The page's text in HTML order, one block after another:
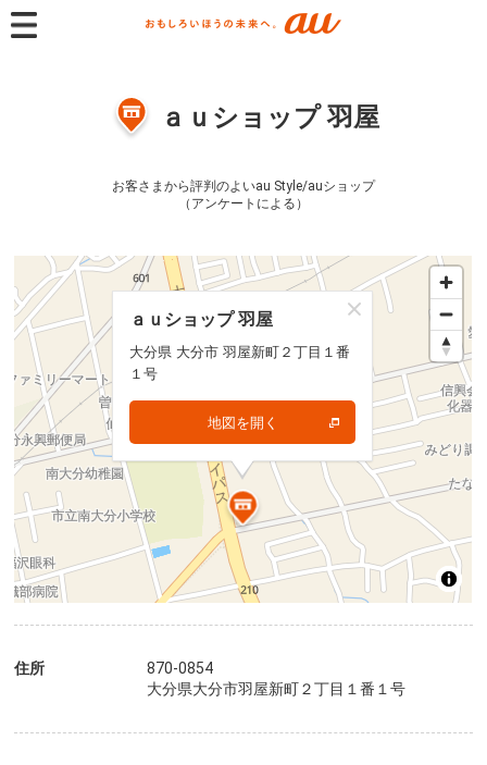
ａｕショップ 羽屋
お客さまから評判のよいau Style/auショップ
（アンケートによる）
ａｕショップ 羽屋
大分県 大分市 羽屋新町２丁目１番
１号
地図を開く
ａｕショップ 羽屋
大分県 大分市 羽屋新町２丁目１番
１号
地図を開く
住所
870-0854
大分県大分市羽屋新町２丁目１番１号